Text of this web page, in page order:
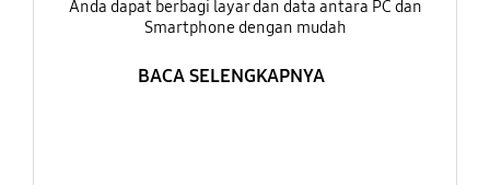
Anda dapat berbagi layar dan data antara PC dan
Smartphone dengan mudah
BACA SELENGKAPNYA